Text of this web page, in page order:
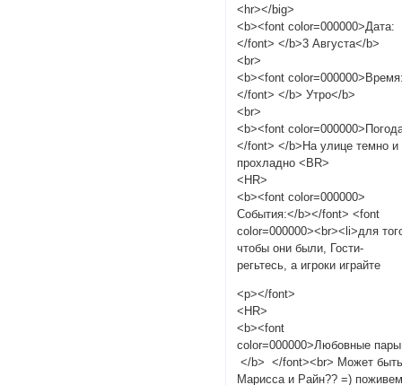
<hr></big>
<b><font color=000000>Дата:
</font> </b>3 Августа</b>
<br>
<b><font
</font> </b> Утро</b>
<br>
<b><font
</font> </b>На улице темно и
прохладно <BR>
<HR>
<b><font color=000000>
События:</b></font> <font
color=000000><br><li>для
чтобы они были, Гости-
регьтесь, а игроки играйте
<p></font>
<HR>
<b><font
color=000000>Любовные
</b> </font><br> Может
Марисса и Райн?? =)